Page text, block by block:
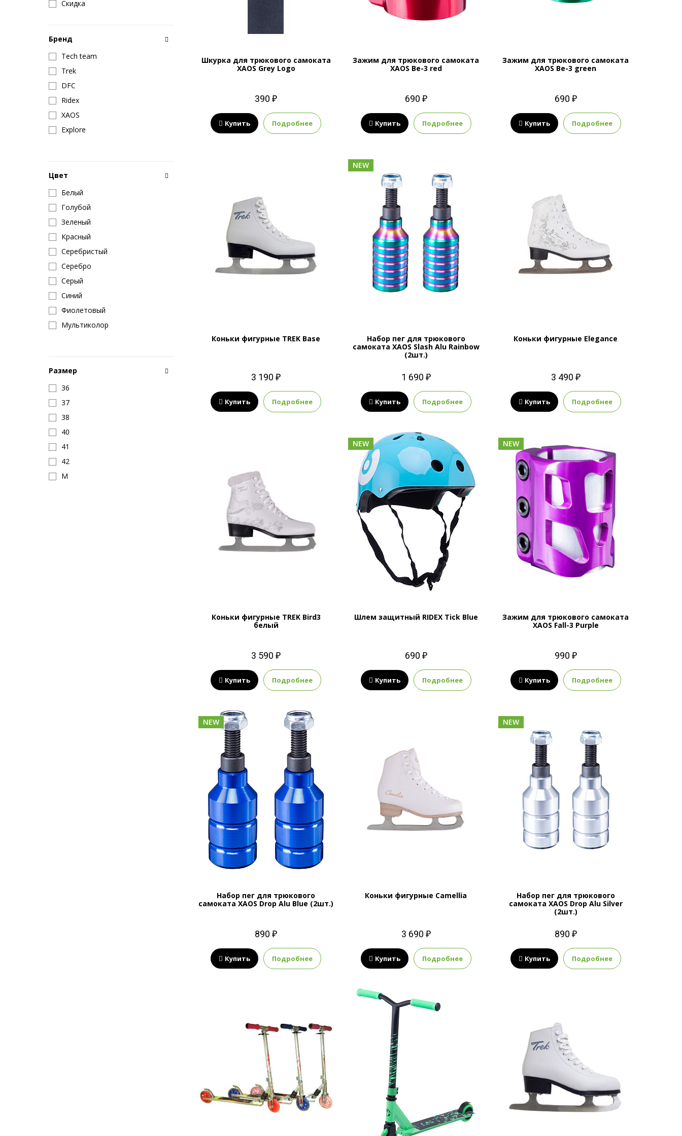
Скидка
Бренд
Tech team
Trek
DFC
Ridex
XAOS
Explore
Цвет
Белый
Голубой
Зеленый
Красный
Серебристый
Серебро
Серый
Синий
Фиолетовый
Мультиколор
Размер
36
37
38
40
41
42
M
Шкурка для трюкового самоката
XAOS Grey Logo
390 ₽
Купить Подробнее
Зажим для трюкового самоката
XAOS Be-3 red
690 ₽
Купить Подробнее
Зажим для трюкового самоката
XAOS Be-3 green
690 ₽
Купить Подробнее
Коньки фигурные TREK Base
3 190 ₽
Купить Подробнее
NEW
Набор пег для трюкового
самоката XAOS Slash Alu Rainbow
(2шт.)
1 690 ₽
Купить Подробнее
Коньки фигурные Elegance
3 490 ₽
Купить Подробнее
Коньки фигурные TREK Bird3
белый
3 590 ₽
Купить Подробнее
NEW
Шлем защитный RIDEX Tick Blue
690 ₽
Купить Подробнее
NEW
Зажим для трюкового самоката
XAOS Fall-3 Purple
990 ₽
Купить Подробнее
NEW
Набор пег для трюкового
самоката XAOS Drop Alu Blue (2шт.)
890 ₽
Купить Подробнее
Коньки фигурные Camellia
3 690 ₽
Купить Подробнее
NEW
Набор пег для трюкового
самоката XAOS Drop Alu Silver
(2шт.)
890 ₽
Купить Подробнее